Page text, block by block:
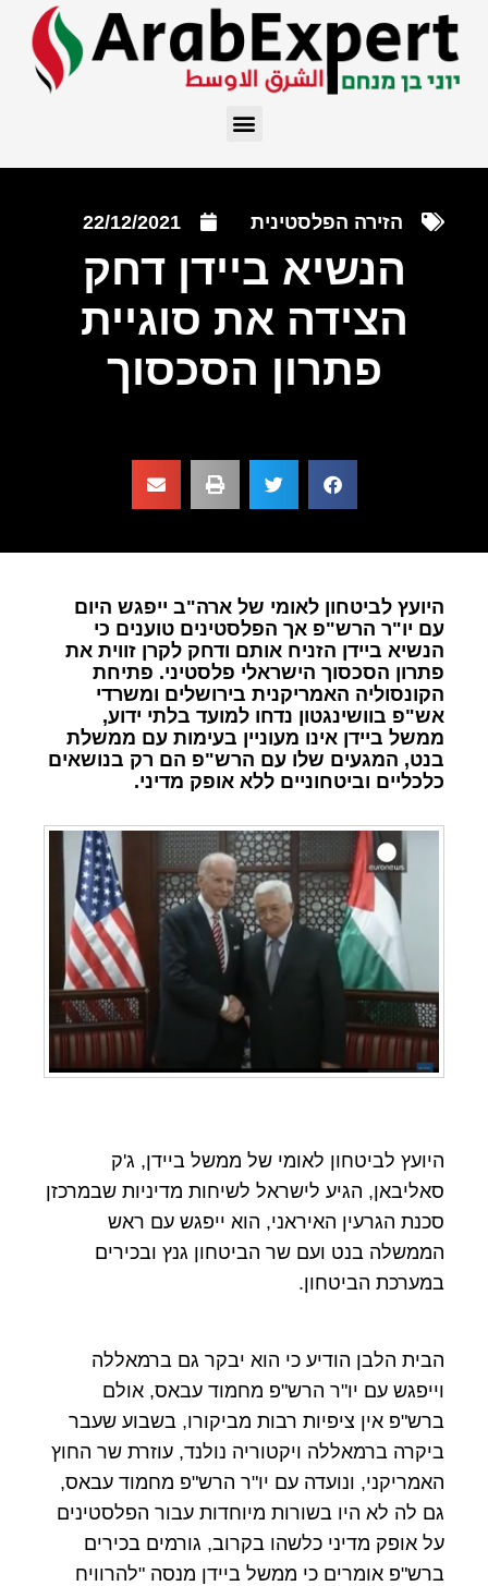
הזירה הפלסטינית 22/12/2021
הנשיא ביידן דחק
הצידה את סוגיית
פתרון הסכסוך
היועץ לביטחון לאומי של ארה"ב ייפגש היום
עם יו"ר הרש"פ אך הפלסטינים טוענים כי
הנשיא ביידן הזניח אותם ודחק לקרן זווית את
פתרון הסכסוך הישראלי פלסטיני. פתיחת
הקונסוליה האמריקנית בירושלים ומשרדי
אש"פ בוושינגטון נדחו למועד בלתי ידוע,
ממשל ביידן אינו מעוניין בעימות עם ממשלת
בנט, המגעים שלו עם הרש"פ הם רק בנושאים
כלכליים וביטחוניים ללא אופק מדיני.
היועץ לביטחון לאומי של ממשל ביידן, ג'ק
סאליבאן, הגיע לישראל לשיחות מדיניות שבמרכזן
סכנת הגרעין האיראני, הוא ייפגש עם ראש
הממשלה בנט ועם שר הביטחון גנץ ובכירים
במערכת הביטחון.
הבית הלבן הודיע כי הוא יבקר גם ברמאללה
וייפגש עם יו"ר הרש"פ מחמוד עבאס, אולם
ברש"פ אין ציפיות רבות מביקורו, בשבוע שעבר
ביקרה ברמאללה ויקטוריה נולנד, עוזרת שר החוץ
האמריקני, ונועדה עם יו"ר הרש"פ מחמוד עבאס,
גם לה לא היו בשורות מיוחדות עבור הפלסטינים
על אופק מדיני כלשהו בקרוב, גורמים בכירים
ברש"פ אומרים כי ממשל ביידן מנסה "להרוויח